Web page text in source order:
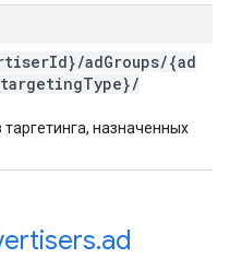
Id}/adGroups/{ad
Type}/
назначенных
.ad